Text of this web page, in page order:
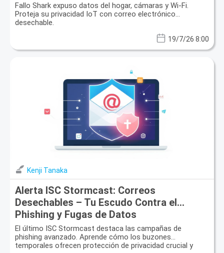
Fallo Shark expuso datos del hogar, cámaras y Wi-Fi.
Proteja su privacidad IoT con correo electrónico
desechable.
19/7/26 8:00
Kenji Tanaka
Alerta ISC Stormcast: Correos
Desechables – Tu Escudo Contra el
Phishing y Fugas de Datos
El último ISC Stormcast destaca las campañas de
phishing avanzado. Aprende cómo los buzones
temporales ofrecen protección de privacidad crucial y